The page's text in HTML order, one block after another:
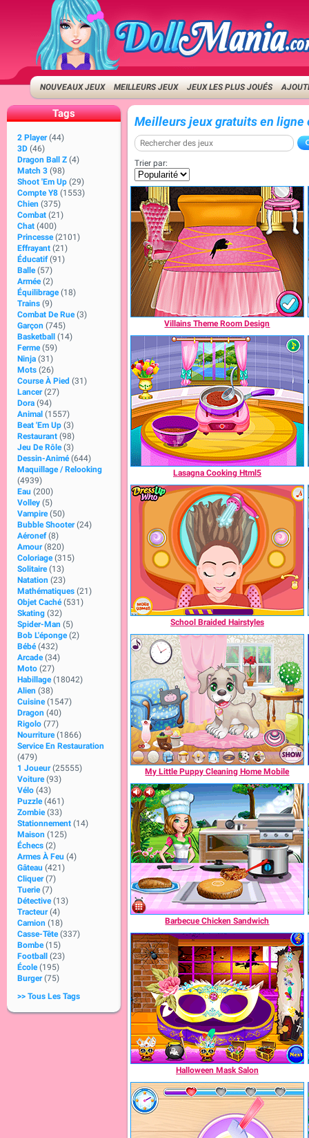
NOUVEAUX JEUX MEILLEURS JEUX JEUX LES PLUS JOUÉS
Tags
2 Player (44)
3D (46)
Dragon Ball Z (4)
Match 3 (98)
Shoot 'Em Up (29)
Compte Y8 (1553)
Chien (375)
Combat (21)
Chat (400)
Princesse (2101)
Effrayant (21)
Éducatif (91)
Balle (57)
Armée (2)
Équilibrage (18)
Trains (9)
Combat De Rue (3)
Garçon (745)
Basketball
(14)
Ferme (59)
Ninja (31)
Mots (26)
Course À Pied (31)
Lancer (27)
Dora (94)
Animal (1557)
Beat 'Em Up (3)
Restaurant (98)
Jeu De Rôle (3)
Dessin-Animé (644)
Maquillage / Relooking
(4939)
Eau (200)
Volley (5)
Vampire (50)
Bubble Shooter (24)
Aéronef (8)
Amour (820)
Coloriage (315)
Solitaire (13)
Natation (23)
Mathématiques (21)
Objet Caché (531)
Skating (32)
Spider-Man (5)
Bob L'éponge (2)
Bébé (432)
Arcade (34)
Moto (27)
Habillage (18042)
Alien (38)
Cuisine (1547)
Dragon (40)
Rigolo (77)
Nourriture (1866)
Service En Restauration
(479)
1 Joueur (25555)
Voiture (93)
Vélo (43)
Puzzle (461)
Zombie (33)
Stationnement (14)
Maison (125)
Échecs (2)
Armes À Feu (4)
Gâteau (421)
Cliquer (7)
Tuerie (7)
Détective (13)
Tracteur (4)
Camion (18)
Casse-Tête (337)
Bombe (15)
Football
(23)
École (195)
Burger (75)
>> Tous Les Tags
Meilleurs jeux gratuits en ligne
Trier par:
Villains Theme Room Design
Lasagna Cooking Html5
School Braided Hairstyles
My Little Puppy Cleaning Home Mobile
Barbecue Chicken Sandwich
Halloween Mask Salon